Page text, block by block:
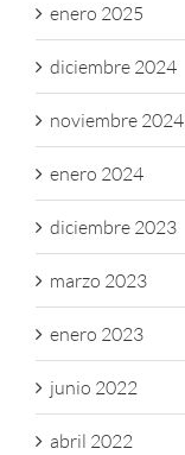
enero 2025
diciembre 2024
noviembre 2024
enero 2024
diciembre 2023
marzo 2023
enero 2023
junio 2022
abril 2022